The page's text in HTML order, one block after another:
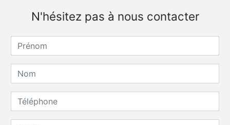
N'hésitez pas à nous contacter